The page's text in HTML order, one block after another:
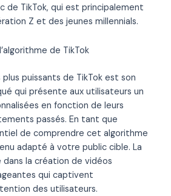
de TikTok, qui est principalement
Z et des jeunes millennials.
de TikTok
plus puissants de TikTok est son
qui présente aux utilisateurs un
en fonction de leurs
passés. En tant que
de comprendre cet algorithme
adapté à votre public cible. La
dans la création de vidéos
qui captivent
des utilisateurs.